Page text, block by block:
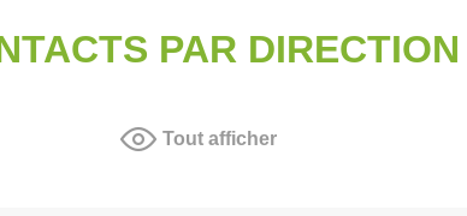
PAR DIRECTION
Tout afficher